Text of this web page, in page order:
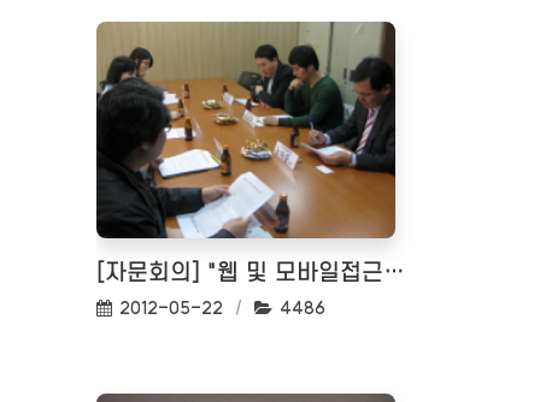
[자문회의] "웹 및 모바일접근성 평가"에 따른 자문회의
작성일:
2012-05-22 조회수:
4486